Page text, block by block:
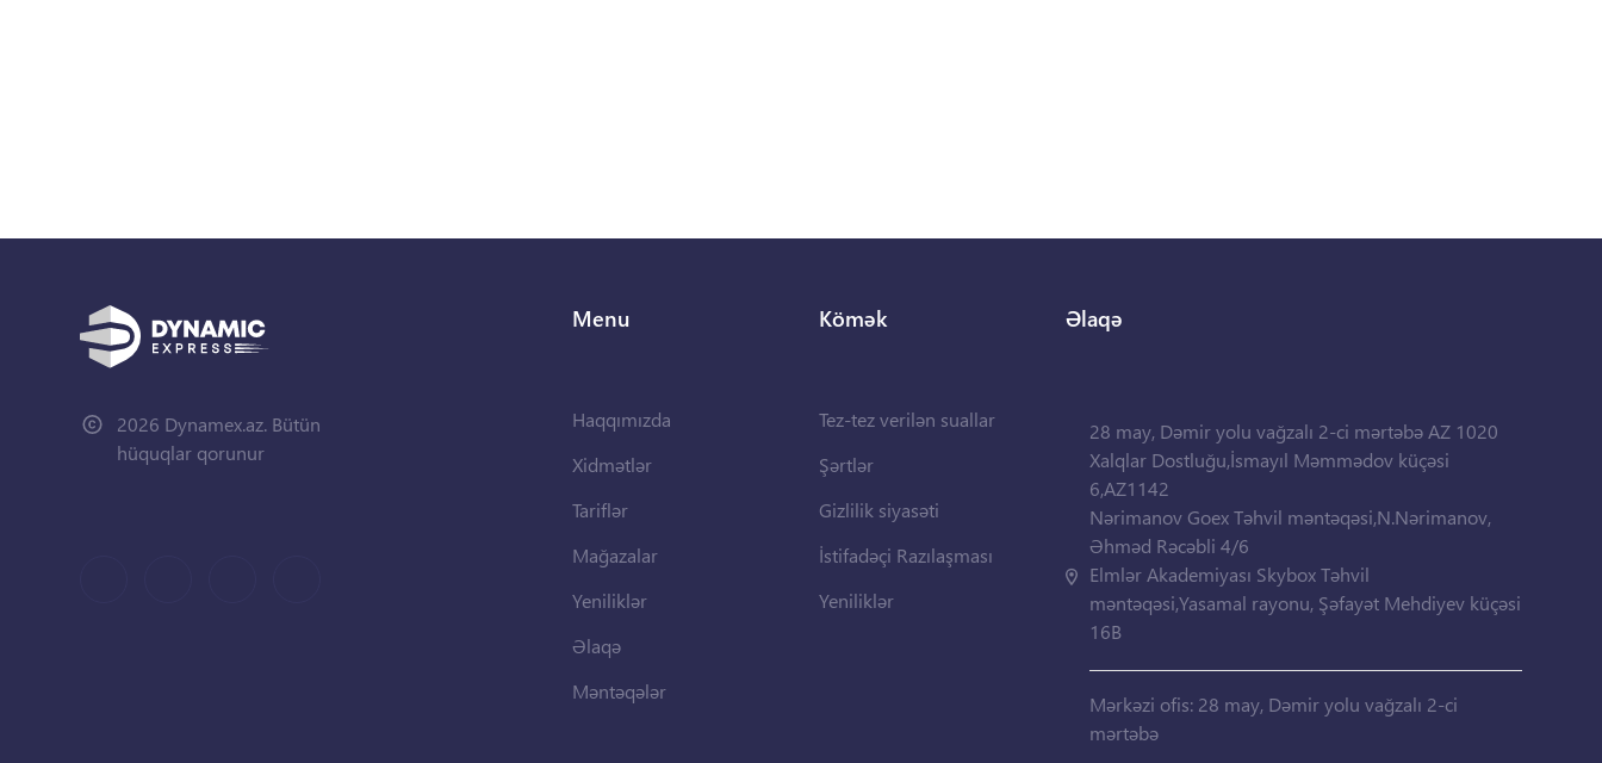
2026 Dynamex.az. Bütün
hüquqlar qorunur
Menu
Haqqımızda
Xidmətlər
Tariflər
Mağazalar
Yeniliklər
Əlaqə
Məntəqələr
Kömək
Tez-tez verilən suallar
Şərtlər
Gizlilik siyasəti
İstifadəçi Razılaşması
Yeniliklər
Əlaqə
28 may, Dəmir yolu vağzalı 2-ci mərtəbə AZ 1020
Xalqlar Dostluğu,İsmayıl Məmmədov küçəsi
6,AZ1142
Nərimanov Goex Təhvil məntəqəsi,N.Nərimanov,
Əhməd Rəcəbli 4/6
Elmlər Akademiyası Skybox Təhvil
məntəqəsi,Yasamal rayonu, Şəfayət Mehdiyev küçəsi
16B
Mərkəzi ofis: 28 may, Dəmir yolu vağzalı 2-ci
mərtəbə